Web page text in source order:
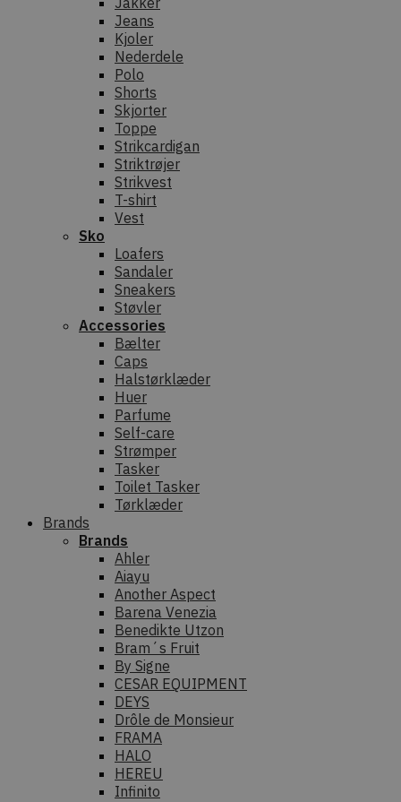
Jeans
Kjoler
Nederdele
Polo
Shorts
Skjorter
Toppe
Strikcardigan
Striktrøjer
Strikvest
T-shirt
Vest
Sko
Loafers
Sandaler
Sneakers
Støvler
Accessories
Bælter
Caps
Halstørklæder
Huer
Parfume
Self-care
Strømper
Tasker
Toilet Tasker
Tørklæder
Brands
Brands
Ahler
Aiayu
Another Aspect
Barena Venezia
Benedikte Utzon
Bram´s Fruit
By Signe
CESAR EQUIPMENT
DEYS
Drôle de Monsieur
FRAMA
HALO
HEREU
Infinito